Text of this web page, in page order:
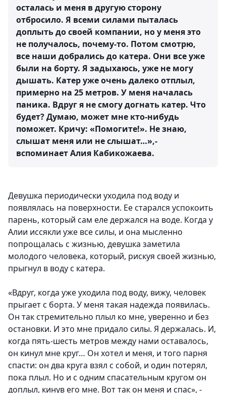
осталась и меня в другую сторону
отбросило. Я всеми силами пыталась
доплыть до своей компании, но у меня это
не получалось, почему-то. Потом смотрю,
все наши добрались до катера. Они все уже
были на борту. Я задыхаюсь, уже не могу
дышать. Катер уже очень далеко отплыл,
примерно на 25 метров. У меня началась
паника. Вдруг я не смогу догнать катер. Что
будет? Думаю, может мне кто-нибудь
поможет. Кричу: «Помогите!». Не знаю,
слышат меня или не слышат…»,-
вспоминает Алия Кабикожаева.
Девушка периодически уходила под воду и
появлялась на поверхности. Ее старался успокоить
парень, который сам еле держался на воде. Когда у
Алии иссякли уже все силы, и она мысленно
попрощалась с жизнью, девушка заметила
молодого человека, который, рискуя своей жизнью,
прыгнул в воду с катера.
«Вдруг, когда уже уходила под воду, вижу, человек
прыгает с борта. У меня такая надежда появилась.
Он так стремительно плыл ко мне, уверенно и без
остановки. И это мне придало силы. Я держалась. И,
когда пять-шесть метров между нами оставалось,
он кинул мне круг… Он хотел и меня, и того парня
спасти: он два круга взял с собой, и один потерял,
пока плыл. Но и с одним спасательным кругом он
доплыл, кинув его мне. Вот так он меня и спас», -